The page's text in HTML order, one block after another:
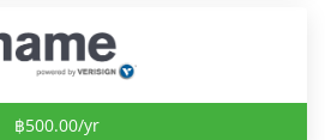
฿500.00/yr